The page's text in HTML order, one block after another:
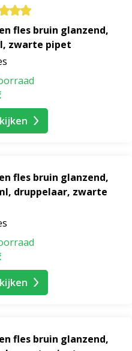
fles bruin glanzend,
zwarte pipet
fles bruin glanzend,
druppelaar, zwarte
fles bruin glanzend,